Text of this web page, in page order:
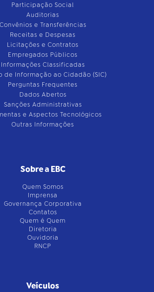
Participação Social
Auditorias
Convênios e Transferências
Receitas e Despesas
Licitações e Contratos
Empregados Públicos
Informações Classificadas
de Informação ao Cidadão (SIC)
Perguntas Frequentes
Dados Abertos
Sanções Administrativas
e Aspectos Tecnológicos
Outras Informações
Sobre a EBC
Quem Somos
Imprensa
Governança Corporativa
Contatos
Quem é Quem
Diretoria
Ouvidoria
RNCP
Veículos